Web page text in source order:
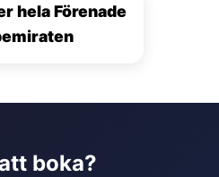
hela Förenade
boka?